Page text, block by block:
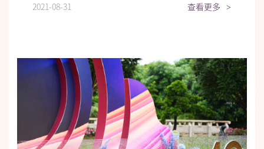
2021-08-31 查看更多 >